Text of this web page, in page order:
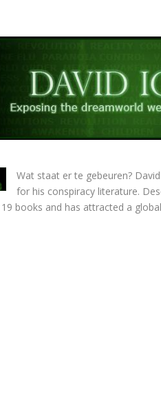
Wat staat er te gebeuren?
for his conspiracy literature.
books and has attracted a